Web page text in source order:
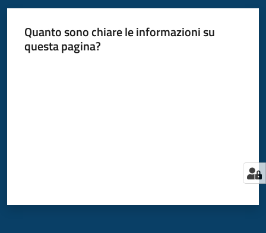
Quanto sono chiare le informazioni su
questa pagina?